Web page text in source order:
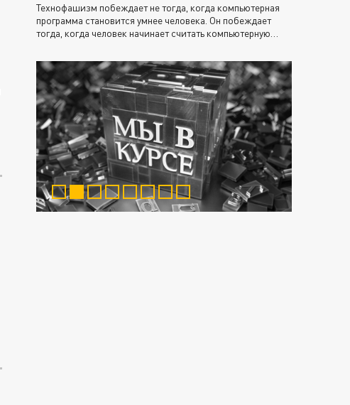
Технофашизм побеждает не тогда, когда компьютерная
программа становится умнее человека. Он побеждает
тогда, когда человек начинает считать компьютерную